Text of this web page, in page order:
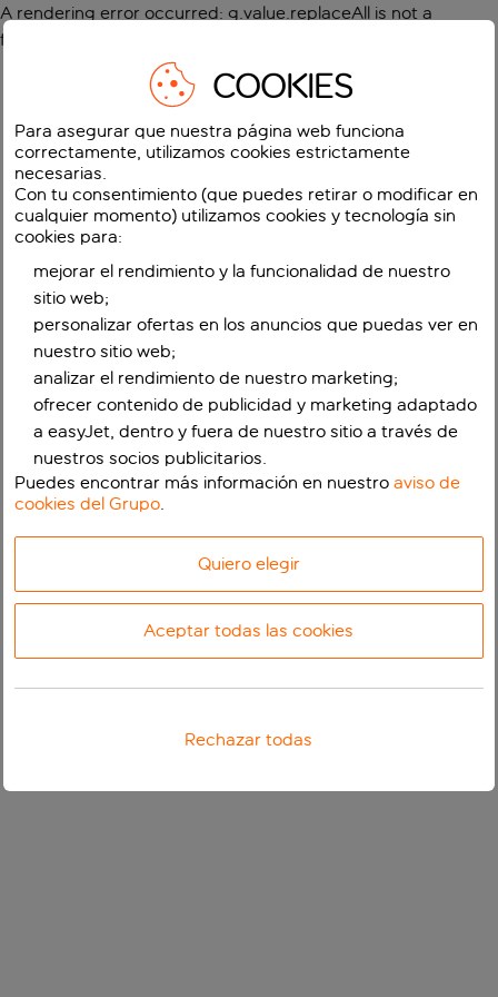
A rendering error occurred: g.value.replaceAll is not a
function
COOKIES
Para asegurar que nuestra página web funciona
correctamente, utilizamos cookies estrictamente
necesarias.
Con tu consentimiento (que puedes retirar o modificar en
cualquier momento) utilizamos cookies y tecnología sin
cookies para:
mejorar el rendimiento y la funcionalidad de nuestro
sitio web;
personalizar ofertas en los anuncios que puedas ver en
nuestro sitio web;
analizar el rendimiento de nuestro marketing;
ofrecer contenido de publicidad y marketing adaptado
a easyJet, dentro y fuera de nuestro sitio a través de
nuestros socios publicitarios.
Puedes encontrar más información en nuestroaviso de
cookies del Grupo.
Quiero elegir
Aceptar todas las cookies
Rechazar todas